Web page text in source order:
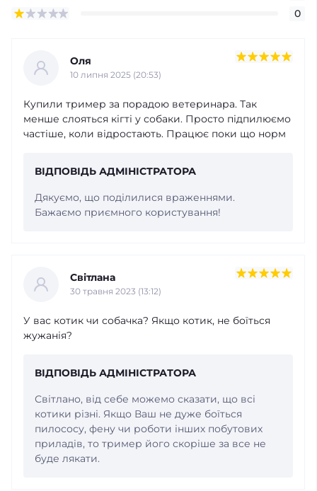
0
Оля
10 липня 2025 (20:53)
Купили тример за порадою ветеринара. Так
менше слояться кігті у собаки. Просто підпилюємо
частіше, коли відростають. Працює поки що норм
ВІДПОВІДЬ АДМІНІСТРАТОРА
Дякуємо, що поділилися враженнями.
Бажаємо приємного користування!
Світлана
30 травня 2023 (13:12)
У вас котик чи собачка? Якщо котик, не боїться
жужанія?
ВІДПОВІДЬ АДМІНІСТРАТОРА
Світлано, від себе можемо сказати, що всі
котики різні. Якщо Ваш не дуже боїться
пилососу, фену чи роботи інших побутових
приладів, то тример його скоріше за все не
буде лякати.